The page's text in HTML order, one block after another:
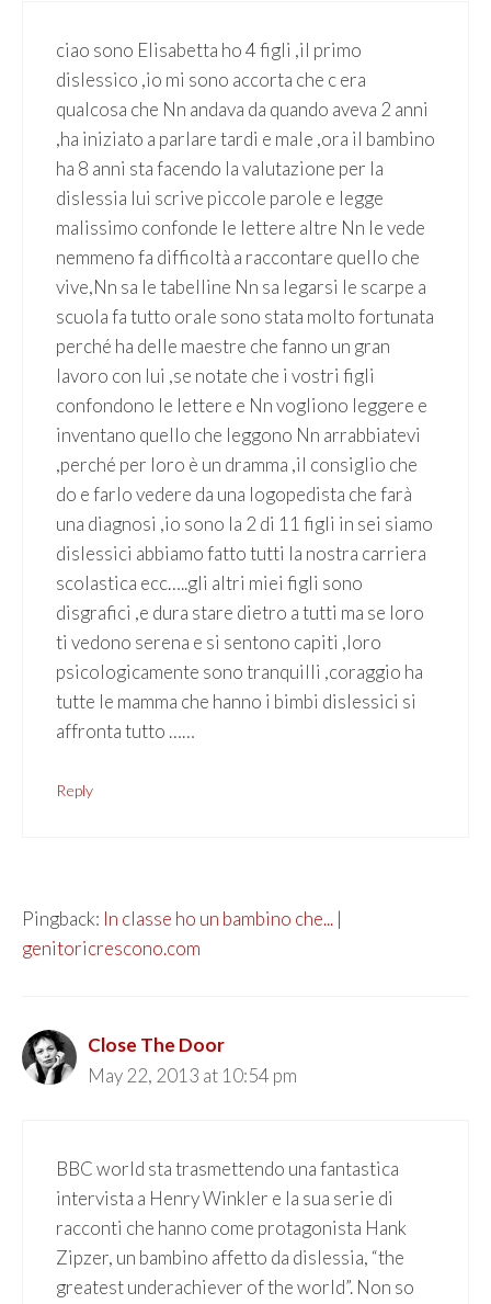
ciao sono Elisabetta ho 4 figli ,il primo
dislessico ,io mi sono accorta che c era
qualcosa che Nn andava da quando aveva 2 anni
,ha iniziato a parlare tardi e male ,ora il bambino
ha 8 anni sta facendo la valutazione per la
dislessia lui scrive piccole parole e legge
malissimo confonde le lettere altre Nn le vede
nemmeno fa difficoltà a raccontare quello che
vive,Nn sa le tabelline Nn sa legarsi le scarpe a
scuola fa tutto orale sono stata molto fortunata
perché ha delle maestre che fanno un gran
lavoro con lui ,se notate che i vostri figli
confondono le lettere e Nn vogliono leggere e
inventano quello che leggono Nn arrabbiatevi
,perché per loro è un dramma ,il consiglio che
do e farlo vedere da una logopedista che farà
una diagnosi ,io sono la 2 di 11 figli in sei siamo
dislessici abbiamo fatto tutti la nostra carriera
scolastica ecc…..gli altri miei figli sono
disgrafici ,e dura stare dietro a tutti ma se loro
ti vedono serena e si sentono capiti ,loro
psicologicamente sono tranquilli ,coraggio ha
tutte le mamma che hanno i bimbi dislessici si
affronta tutto ……
Reply
Pingback: In classe ho un bambino che... |
genitoricrescono.com
Close The Door
May 22, 2013 at 10:54 pm
BBC world sta trasmettendo una fantastica
intervista a Henry Winkler e la sua serie di
racconti che hanno come protagonista Hank
Zipzer, un bambino affetto da dislessia, “the
greatest underachiever of the world”. Non so